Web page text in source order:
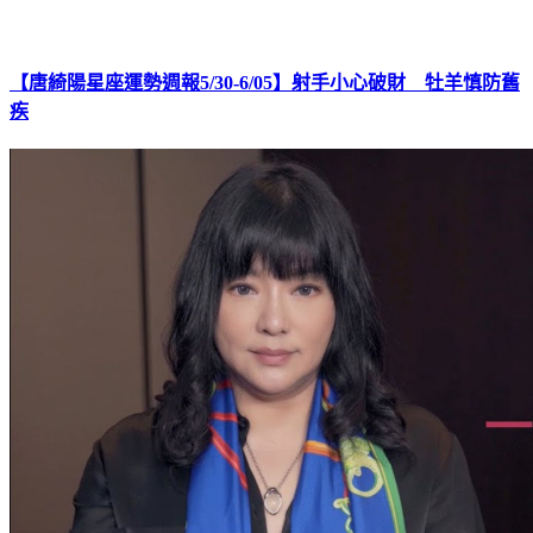
【唐綺陽星座運勢週報5/30-6/05】射手小心破財 牡羊慎防舊
疾